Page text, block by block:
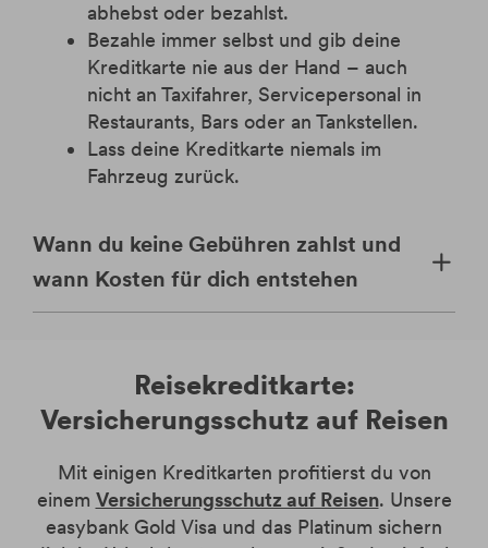
abhebst oder bezahlst.
Bezahle immer selbst und gib deine
Kreditkarte nie aus der Hand – auch
nicht an Taxifahrer, Servicepersonal in
Restaurants, Bars oder an Tankstellen.
Lass deine Kreditkarte niemals im
Fahrzeug zurück.
Wann du keine Gebühren zahlst und
wann Kosten für dich entstehen
Reisekreditkarte:
Versicherungsschutz auf Reisen
Mit einigen Kreditkarten profitierst du von
einem Versicherungsschutz auf Reisen. Unsere
easybank Gold Visa und das Platinum sichern